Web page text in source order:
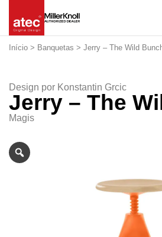
Início > Banquetas > Jerry – The Wild
Design por Konstantin Grcic
Jerry – The
Magis